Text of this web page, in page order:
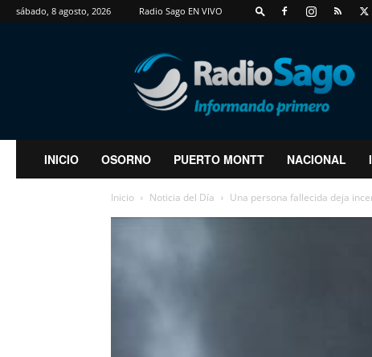
sábado, 8 agosto, 2026 Radio Sago EN VIVO
RadioSago
INICIO OSORNO PUERTO MONTT NACIONAL
Inicio Noticia del Día Una persona fallecida deja